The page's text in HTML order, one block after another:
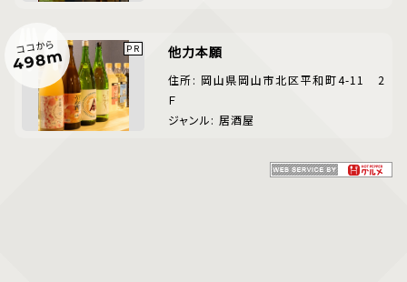
ココから
498m 他力本願
住所: 岡山県岡山市北区平和町4-11 2
Ｆ
ジャンル: 居酒屋